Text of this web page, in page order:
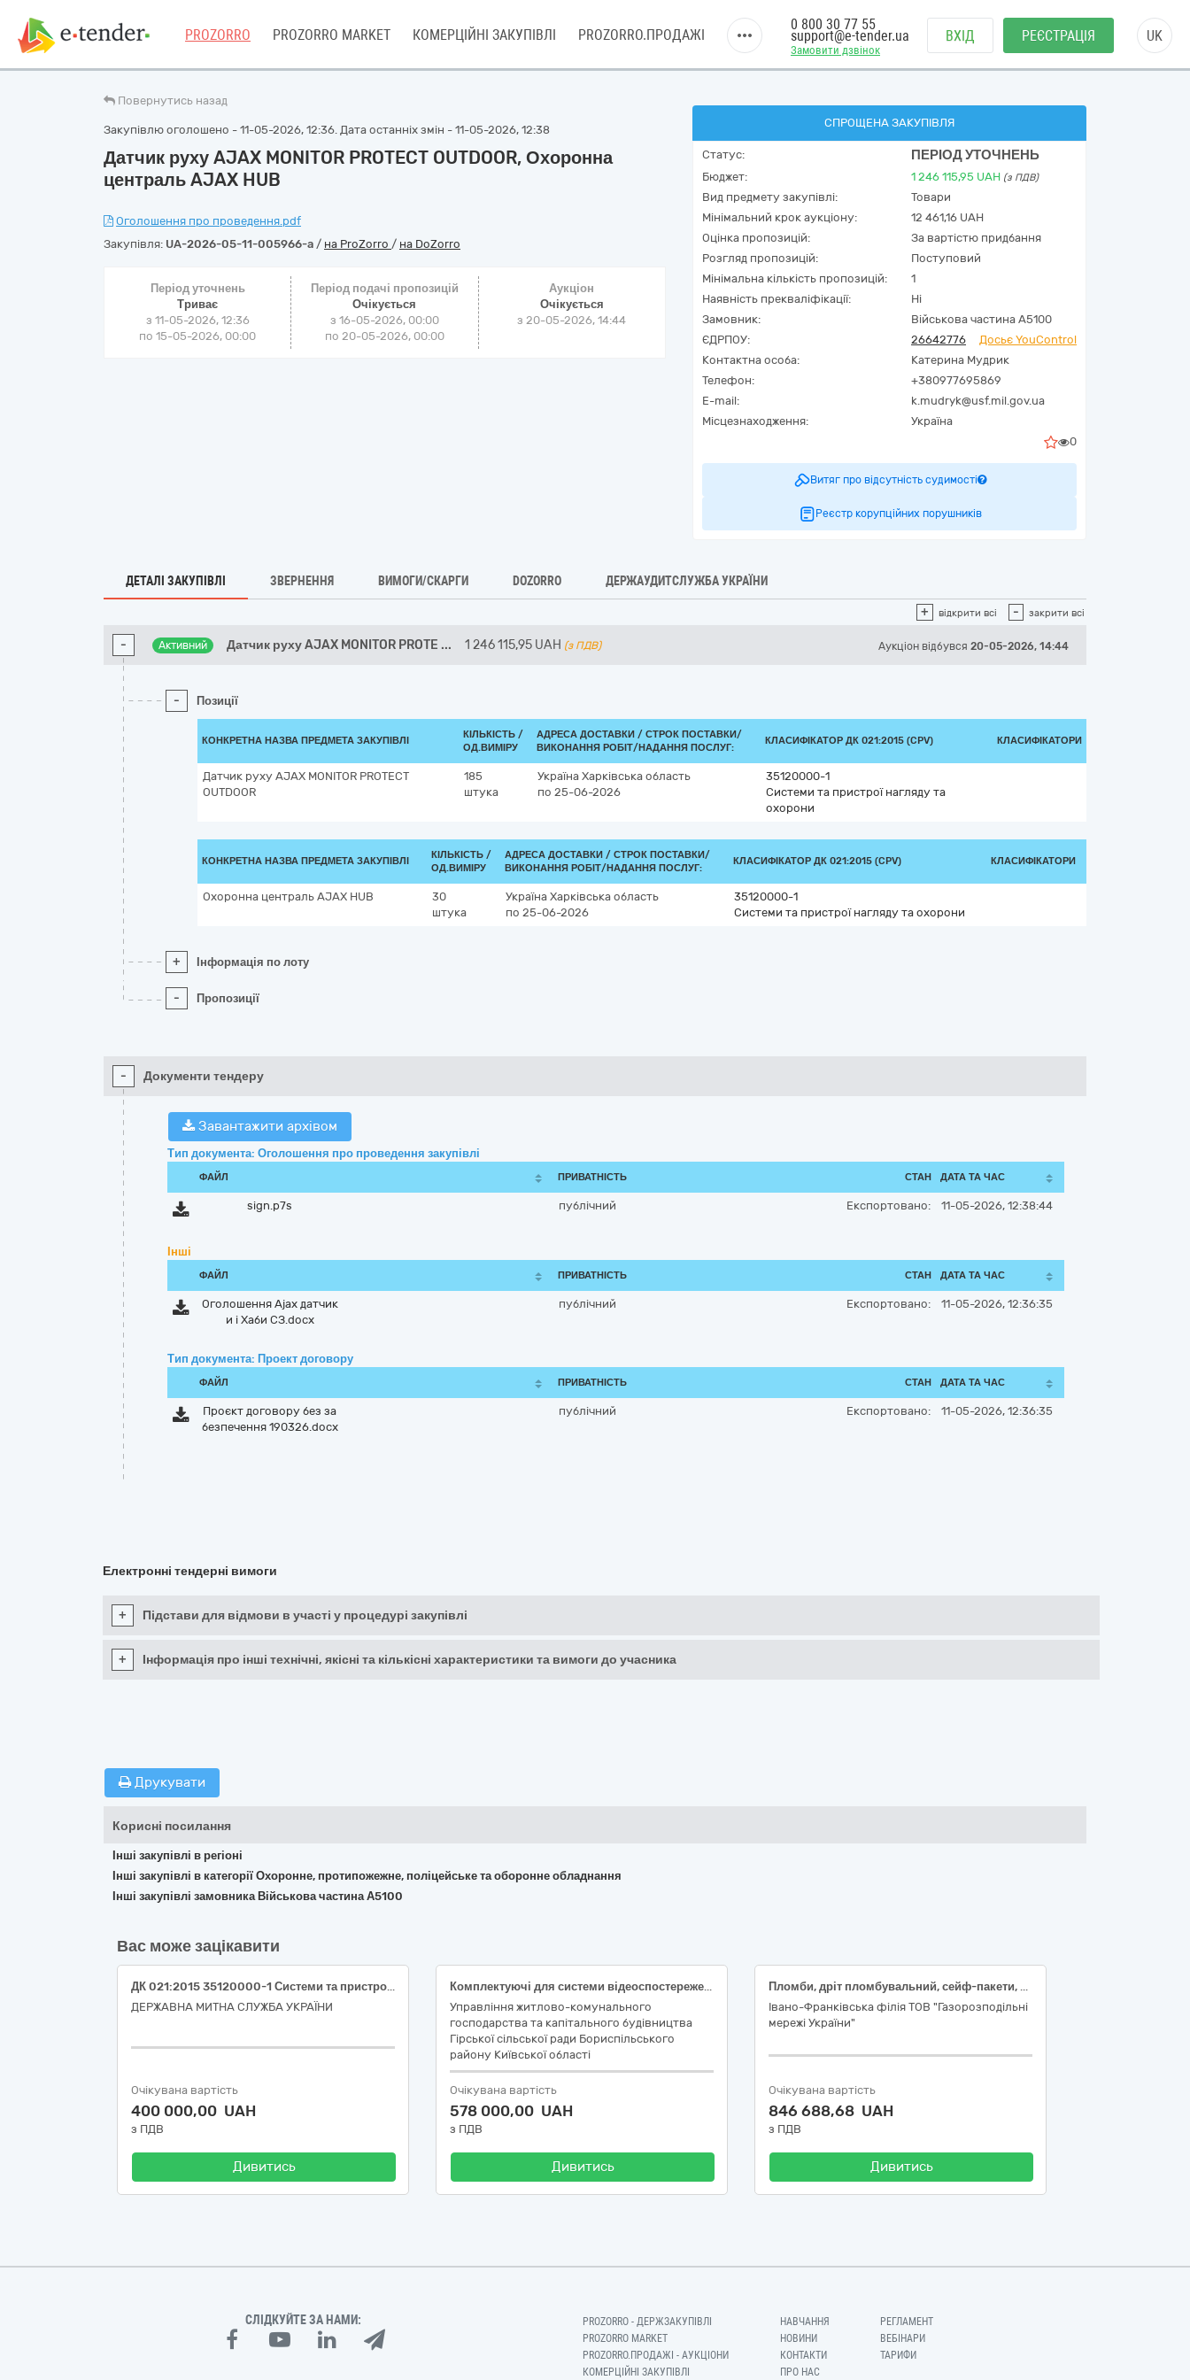
PROZORRO PROZORRO MARKET КОМЕРЦІЙНІ ЗАКУПІВЛІ PROZORRO.ПРОДАЖІ
Замовити дзвінок
0 800 30 77 55
support@e-tender.ua ВХІД РЕЄСТРАЦІЯ UK
Повернутись назад
Закупівлю оголошено - 11-05-2026, 12:36. Дата останніх змін - 11-05-2026, 12:38
Датчик руху AJAX MONITOR PROTECT OUTDOOR, Охоронна
централь AJAX HUB
Оголошення про проведення.pdf
Закупівля: UA-2026-05-11-005966-a / на ProZorro / на DoZorro
Період уточнень
Триває
з 11-05-2026, 12:36
по 15-05-2026, 00:00
Період подачі пропозицій
Очікується
з 16-05-2026, 00:00
по 20-05-2026, 00:00
Аукціон
Очікується
з20-05-2026, 14:44
СПРОЩЕНА ЗАКУПІВЛЯ
Статус: ПЕРІОД УТОЧНЕНЬ
Бюджет: 1 246 115,95 UAH (з ПДВ)
Вид предмету закупівлі:
Товари
Мінімальний крок аукціону:
12 461,16 UAH
Оцінка пропозицій:
За вартістю придбання
Розгляд пропозицій:
Поступовий
Мінімальна кількість пропозицій:
1
Наявність прекваліфікації:
Ні
Замовник:
Військова частина А5100
ЄДРПОУ:
26642776
Досьє YouControl
Контактна особа:
Катерина Мудрик
Телефон:
+380977695869
E-mail:
k.mudryk@usf.mil.gov.ua
Місцезнаходження:
Україна
0
Витяг про відсутність судимості
Реєстр корупційних порушників
ДЕТАЛІ ЗАКУПІВЛІ ЗВЕРНЕННЯ ВИМОГИ/СКАРГИ DOZORRO ДЕРЖАУДИТСЛУЖБА УКРАЇНИ
+ відкрити всі - закрити всі
- Активний Датчик руху AJAX MONITOR PROTE ... 1 246 115,95 UAH (з ПДВ) Аукціон відбувся 20-05-2026, 14:44
- Позиції
КОНКРЕТНА НАЗВА ПРЕДМЕТА ЗАКУПІВЛІ
КІЛЬКІСТЬ /
ОД.ВИМІРУ
АДРЕСА ДОСТАВКИ / СТРОК ПОСТАВКИ/
ВИКОНАННЯ РОБІТ/НАДАННЯ ПОСЛУГ:
КЛАСИФІКАТОР ДК 021:2015 (CPV) КЛАСИФІКАТОРИ
Датчик руху AJAX MONITOR PROTECT
OUTDOOR
185
штука
Україна Харківська область
по 25-06-2026
35120000-1
Системи та пристрої нагляду та
охорони
КОНКРЕТНА НАЗВА ПРЕДМЕТА ЗАКУПІВЛІ
КІЛЬКІСТЬ /
ОД.ВИМІРУ
АДРЕСА ДОСТАВКИ / СТРОК ПОСТАВКИ/
ВИКОНАННЯ РОБІТ/НАДАННЯ ПОСЛУГ:
КЛАСИФІКАТОР ДК 021:2015 (CPV) КЛАСИФІКАТОРИ
Охоронна централь AJAX HUB
30
штука
Україна Харківська область
по 25-06-2026
35120000-1
Системи та пристрої нагляду та охорони
+ Інформація по лоту
- Пропозиції
- Документи тендеру
Завантажити архівом
Тип документа: Оголошення про проведення закупівлі
ФАЙЛ ПРИВАТНІСТЬ СТАН ДАТА ТА ЧАС
sign.p7s публічний Експортовано: 11-05-2026, 12:38:44
Інші
ФАЙЛ ПРИВАТНІСТЬ СТАН ДАТА ТА ЧАС
Оголошення Ajax датчик
и і Хаби СЗ.docx
публічний Експортовано: 11-05-2026, 12:36:35
Тип документа: Проект договору
ФАЙЛ ПРИВАТНІСТЬ СТАН ДАТА ТА ЧАС
Проєкт договору без за
безпечення 190326.docx
публічний Експортовано: 11-05-2026, 12:36:35
Електронні тендерні вимоги
+ Підстави для відмови в участі у процедурі закупівлі
+ Інформація про інші технічні, якісні та кількісні характеристики та вимоги до учасника
Друкувати
Корисні посилання
Інші закупівлі в регіоні
Інші закупівлі в категорії Охоронне, протипожежне, поліцейське та оборонне обладнання
Інші закупівлі замовника Військова частина А5100
Вас може зацікавити
ДК 021:2015 35120000-1 Системи та пристрої нагляду та охорони (пломби свинцеві)
ДЕРЖАВНА МИТНА СЛУЖБА УКРАЇНИ
Очікувана вартість
400 000,00 UAH
з ПДВ
Дивитись
Комплектуючі для системи відеоспостереження
Управління житлово-комунального
господарства та капітального будівництва
Гірської сільської ради Бориспільського
району Київської області
Очікувана вартість
578 000,00 UAH
з ПДВ
Дивитись
Пломби, дріт пломбувальний, сейф-пакети, ПГК
Івано-Франківська філія ТОВ "Газорозподільні
мережі України"
Очікувана вартість
846 688,68 UAH
з ПДВ
Дивитись
СЛІДКУЙТЕ ЗА НАМИ:
PROZORRO - ДЕРЖЗАКУПІВЛІ
PROZORRO MARKET
PROZORRO.ПРОДАЖІ - АУКЦІОНИ
КОМЕРЦІЙНІ ЗАКУПІВЛІ
НАВЧАННЯ
НОВИНИ
КОНТАКТИ
ПРО НАС
РЕГЛАМЕНТ
ВЕБІНАРИ
ТАРИФИ